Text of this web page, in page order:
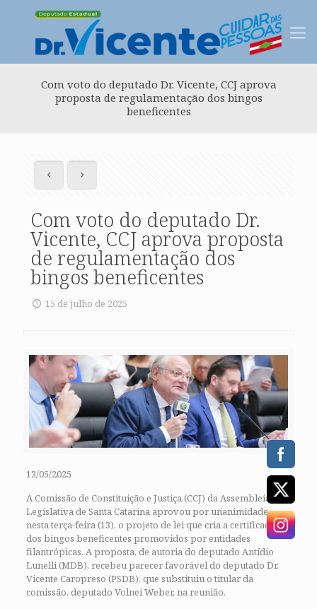
Com voto do deputado Dr. Vicente, CCJ aprova
proposta de regulamentação dos bingos
beneficentes
Com voto do deputado Dr.
Vicente, CCJ aprova proposta
de regulamentação dos
bingos beneficentes
15 de julho de 2025
13/05/2025
A Comissão de Constituição e Justiça (CCJ) da Assembleia
Legislativa de Santa Catarina aprovou por unanimidade,
nesta terça-feira (13), o projeto de lei que cria a certificação
dos bingos beneficentes promovidos por entidades
filantrópicas. A proposta, de autoria do deputado Antídio
Lunelli (MDB), recebeu parecer favorável do deputado Dr.
Vicente Caropreso (PSDB), que substituiu o titular da
comissão, deputado Volnei Weber, na reunião.